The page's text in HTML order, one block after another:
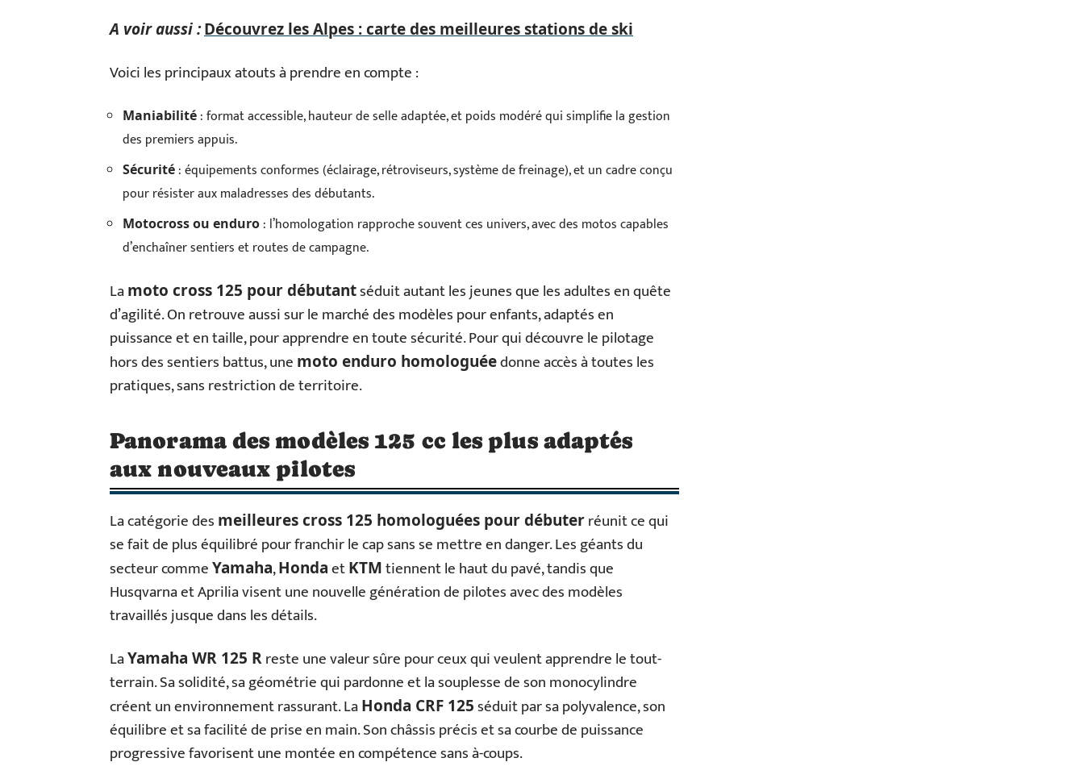
A voir aussi :Découvrez les Alpes : carte des meilleures stations de ski
Voici les principaux atouts à prendre en compte :
Maniabilité : format accessible, hauteur de selle adaptée, et poids modéré qui simplifie la gestion
des premiers appuis.
Sécurité : équipements conformes (éclairage, rétroviseurs, système de freinage), et un cadre conçu
pour résister aux maladresses des débutants.
Motocross ou enduro : l’homologation rapproche souvent ces univers, avec des motos capables
d’enchaîner sentiers et routes de campagne.
Lamoto cross 125 pour débutantséduit autant les jeunes que les adultes en quête
d’agilité. On retrouve aussi sur le marché des modèles pour enfants, adaptés en
puissance et en taille, pour apprendre en toute sécurité. Pour qui découvre le pilotage
hors des sentiers battus, une moto enduro homologuéedonne accès à toutes les
pratiques, sans restriction de territoire.
Panorama des modèles 125 cc les plus adaptés
aux nouveaux pilotes
La catégorie des meilleures cross 125 homologuées pour débuterréunit ce qui
se fait de plus équilibré pour franchir le cap sans se mettre en danger. Les géants du
secteur commeYamaha,HondaetKTMtiennent le haut du pavé, tandis que
Husqvarna et Aprilia visent une nouvelle génération de pilotes avec des modèles
travaillés jusque dans les détails.
LaYamaha WR 125 Rreste une valeur sûre pour ceux qui veulent apprendre le tout-
terrain. Sa solidité, sa géométrie qui pardonne et la souplesse de son monocylindre
créent un environnement rassurant. LaHonda CRF 125séduit par sa polyvalence, son
équilibre et sa facilité de prise en main. Son châssis précis et sa courbe de puissance
progressive favorisent une montée en compétence sans à-coups.